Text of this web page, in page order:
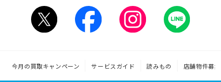
今月の買取キャンペーン サービスガイド 読みもの 店舗物件募集